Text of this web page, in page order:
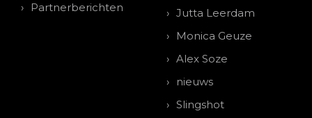
Partnerberichten
Jutta Leerdam
Monica Geuze
Alex Soze
nieuws
Slingshot